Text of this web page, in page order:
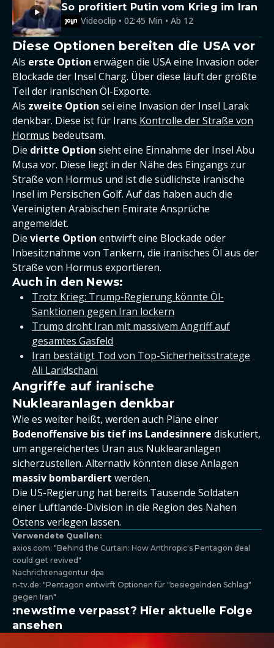
So profitiert Putin vom Krieg im Iran
Videoclip • 02:45 Min • Ab 12
Diese Optionen bereiten die USA vor
Als erste Option erwägen die USA eine Invasion oder
Blockade der Insel Charg. Über diese läuft der größte
Teil der iranischen Öl-Exporte.
Als zweite Option sei eine Invasion der Insel Larak
denkbar. Diese ist für Irans Kontrolle der Straße von
Hormus bedeutsam.
Die dritte Option sieht eine Einnahme der Insel Abu
Musa vor. Diese liegt in der Nähe des Eingangs zur
Straße von Hormus und ist die südlichste iranische
Insel im Persischen Golf. Auf das haben auch die
Vereinigten Arabischen Emirate Ansprüche
angemeldet.
Die vierte Option entwirft eine Blockade oder
Inbesitznahme von Tankern, die iranisches Öl aus der
Straße von Hormus exportieren.
Auch in den News:
Trotz Krieg: Trump-Regierung könnte Öl-
Sanktionen gegen Iran lockern
Trump droht Iran mit massivem Angriff auf
gesamtes Gasfeld
Iran bestätigt Tod von Top-Sicherheitsstratege
Ali Laridschani
Angriffe auf iranische
Nuklearanlagen denkbar
Wie es weiter heißt, werden auch Pläne einer
Bodenoffensive bis tief ins Landesinnere diskutiert,
um angereichertes Uran aus Nuklearanlagen
sicherzustellen. Alternativ könnten diese Anlagen
massiv bombardiert werden.
Die US-Regierung hat bereits Tausende Soldaten
einer Luftlande-Division in die Region des Nahen
Ostens verlegen lassen.
Verwendete Quellen:
axios.com: "Behind the Curtain: How Anthropic's Pentagon deal
could get revived"
Nachrichtenagentur dpa
n-tv.de: "Pentagon entwirft Optionen für "besiegelnden Schlag"
gegen Iran"
:newstime verpasst? Hier aktuelle Folge
ansehen